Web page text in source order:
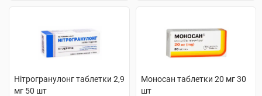
Нітрогранулонг таблетки 2,9
мг 50 шт
Моносан таблетки 20 мг 30
шт